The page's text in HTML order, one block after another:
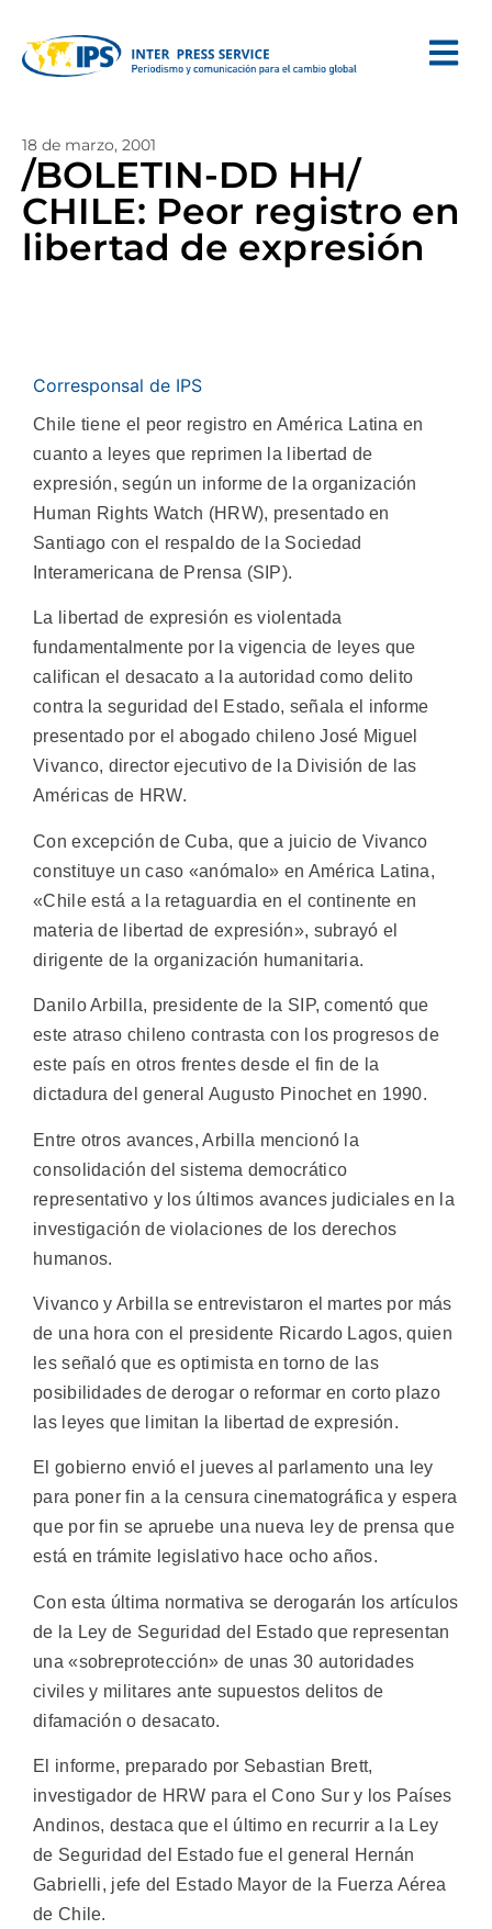
18 de marzo, 2001
/BOLETIN-DD HH/
CHILE: Peor registro en
libertad de expresión
Corresponsal de IPS
Chile tiene el peor registro en América Latina en
cuanto a leyes que reprimen la libertad de
expresión, según un informe de la organización
Human Rights Watch (HRW), presentado en
Santiago con el respaldo de la Sociedad
Interamericana de Prensa (SIP).
La libertad de expresión es violentada
fundamentalmente por la vigencia de leyes que
califican el desacato a la autoridad como delito
contra la seguridad del Estado, señala el informe
presentado por el abogado chileno José Miguel
Vivanco, director ejecutivo de la División de las
Américas de HRW.
Con excepción de Cuba, que a juicio de Vivanco
constituye un caso «anómalo» en América Latina,
«Chile está a la retaguardia en el continente en
materia de libertad de expresión», subrayó el
dirigente de la organización humanitaria.
Danilo Arbilla, presidente de la SIP, comentó que
este atraso chileno contrasta con los progresos de
este país en otros frentes desde el fin de la
dictadura del general Augusto Pinochet en 1990.
Entre otros avances, Arbilla mencionó la
consolidación del sistema democrático
representativo y los últimos avances judiciales en la
investigación de violaciones de los derechos
humanos.
Vivanco y Arbilla se entrevistaron el martes por más
de una hora con el presidente Ricardo Lagos, quien
les señaló que es optimista en torno de las
posibilidades de derogar o reformar en corto plazo
las leyes que limitan la libertad de expresión.
El gobierno envió el jueves al parlamento una ley
para poner fin a la censura cinematográfica y espera
que por fin se apruebe una nueva ley de prensa que
está en trámite legislativo hace ocho años.
Con esta última normativa se derogarán los artículos
de la Ley de Seguridad del Estado que representan
una «sobreprotección» de unas 30 autoridades
civiles y militares ante supuestos delitos de
difamación o desacato.
El informe, preparado por Sebastian Brett,
investigador de HRW para el Cono Sur y los Países
Andinos, destaca que el último en recurrir a la Ley
de Seguridad del Estado fue el general Hernán
Gabrielli, jefe del Estado Mayor de la Fuerza Aérea
de Chile.